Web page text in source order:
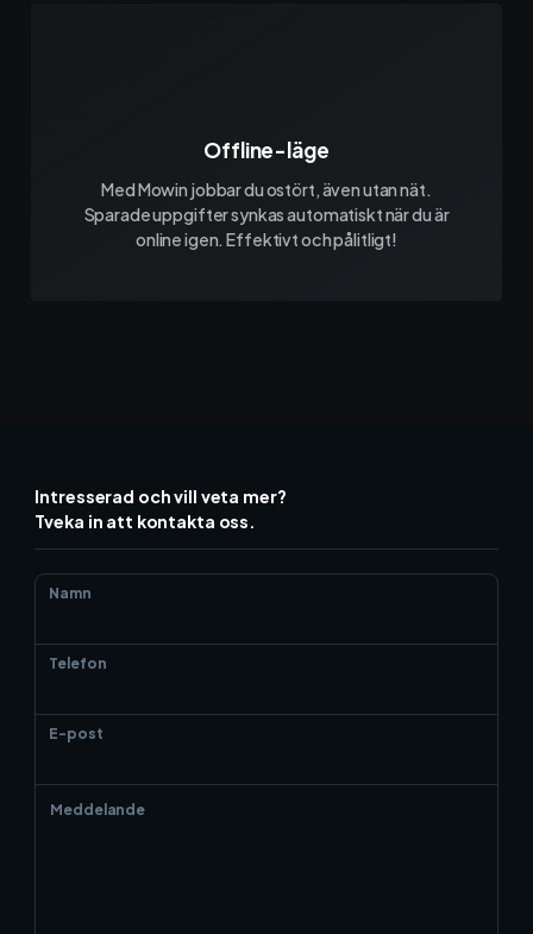
Offline-läge
Med Mowin jobbar du ostört, även utan nät.
Sparade uppgifter synkas automatiskt när du är
online igen. Effektivt och pålitligt!
Intresserad och vill veta mer?
Tveka in att kontakta oss.
Namn
Telefon
E-post